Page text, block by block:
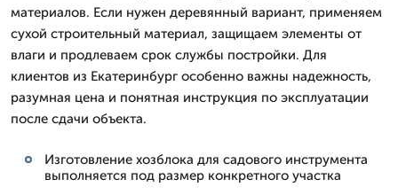
материалов. Если нужен деревянный вариант, применяем
сухой строительный материал, защищаем элементы от
влаги и продлеваем срок службы постройки. Для
клиентов из Екатеринбург особенно важны надежность,
разумная цена и понятная инструкция по эксплуатации
после сдачи объекта.
Изготовление хозблока для садового инструмента
выполняется под размер конкретного участка